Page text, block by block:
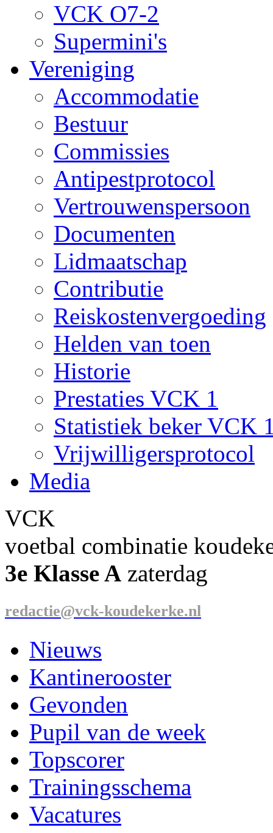
VCK O7-2
Supermini's
Vereniging
Accommodatie
Bestuur
Commissies
Antipestprotocol
Vertrouwenspersoon
Documenten
Lidmaatschap
Contributie
Reiskostenvergoeding
Helden van toen
Historie
Prestaties VCK 1
Statistiek beker VCK
Vrijwilligersprotocol
Media
VCK
voetbal combinatie
3e Klasse A zaterdag
redactie@vck-koudekerke.nl
Nieuws
Kantinerooster
Gevonden
Pupil van de week
Topscorer
Trainingsschema
Vacatures